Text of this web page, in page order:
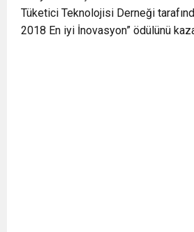
Tüketici Teknolojisi Derneği
2018 En iyi İnovasyon” ödülünü